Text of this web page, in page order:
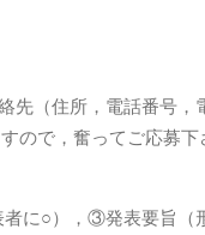
（住所，電話番号，
ので，奮ってご応募下
に○），③発表要旨（